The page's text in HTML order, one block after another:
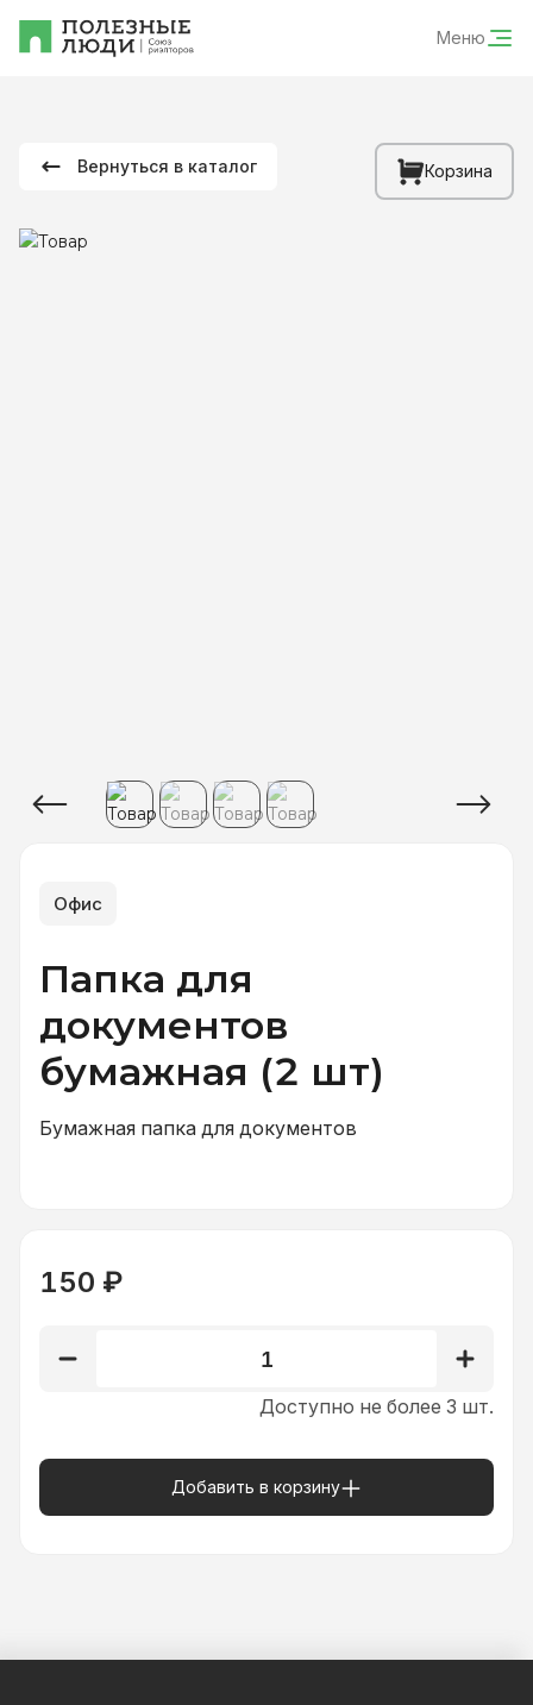
Меню
Вернуться в каталог Корзина
Офис
Папка для
документов
бумажная (2 шт)
Бумажная папка для документов
150 ₽
1
Доступно не более 3 шт.
Добавить в корзину